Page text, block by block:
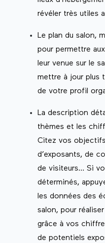
révéler très utiles
Le plan du salon,
pour permettre
leur venue sur le
mettre à jour plus
de votre profil
La description
thèmes et les
Citez vos
d’exposants, de
de visiteurs… Si
déterminés,
les données des
salon, pour
grâce à vos
de potentiels